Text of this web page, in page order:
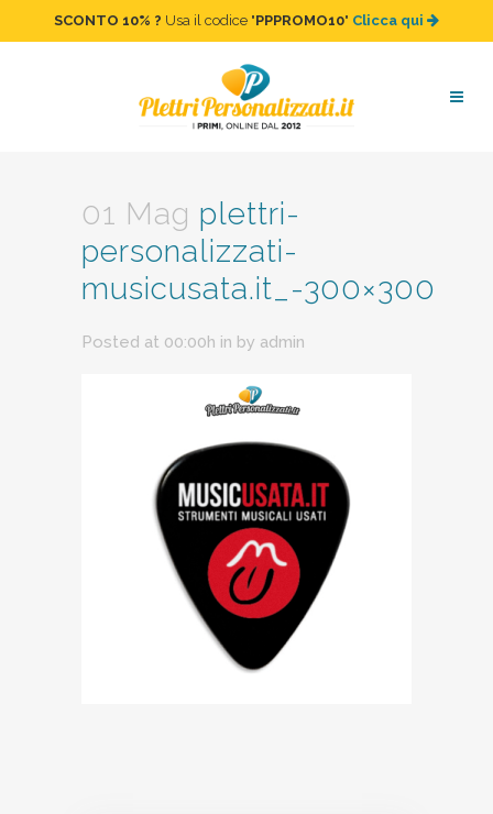
SCONTO 10% ? Usa il codice "PPPROMO10" Clicca qui
plettri-personalizzati-
musicusata.it_-300×300
01 Mag plettri-
personalizzati-
musicusata.it_-300×300
Posted at 00:00h in by admin